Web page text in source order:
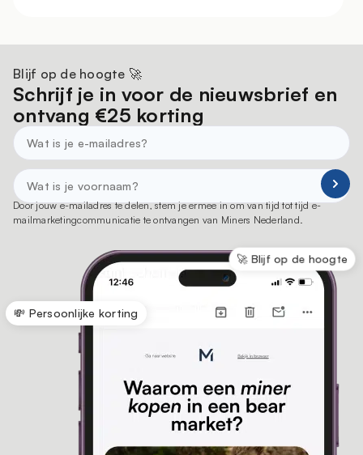
Blijf op de hoogte 🚀
Schrijf je in voor de nieuwsbrief en
ontvang €25 korting
Door jouw e-mailadres te delen, stem je ermee in om van tijd tot tijd e-
mailmarketingcommunicatie te ontvangen van Miners Nederland.
💸 Persoonlijke korting
🚀 Blijf op de hoogte